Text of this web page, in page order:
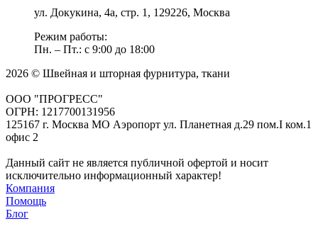
ул. Докукина, 4а, стр. 1, 129226, Москва
Режим работы:
Пн. – Пт.: с 9:00 до 18:00
2026 © Швейная и шторная фурнитура, ткани
ООО "ПРОГРЕСС"
ОГРН: 1217700131956
125167 г. Москва МО Аэропорт ул. Планетная д.29 пом.I ком.1
офис 2
Данный сайт не является публичной офертой и носит
исключительно информационный характер!
Компания
Помощь
Блог